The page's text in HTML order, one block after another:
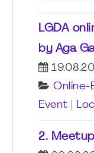
LGDA
by Aga
Online-
Event
2.